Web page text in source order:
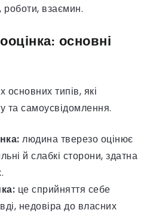
взаємин.
основні
типів, які
та самоусвідомлення.
людина тверезо оцінює
й слабкі сторони, здатна
це сприйняття себе
недовіра до власних